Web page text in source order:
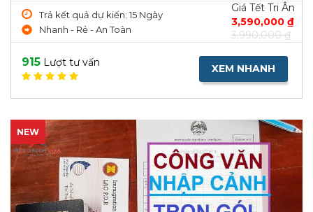
Trả kết quả dự kiến: 15 Ngày
Nhanh - Rẻ - An Toàn
Giá Tết Tri Ân
3,590,000 ₫
3,990,000 ₫
915 Lượt tư vấn XEM NHANH
NEW